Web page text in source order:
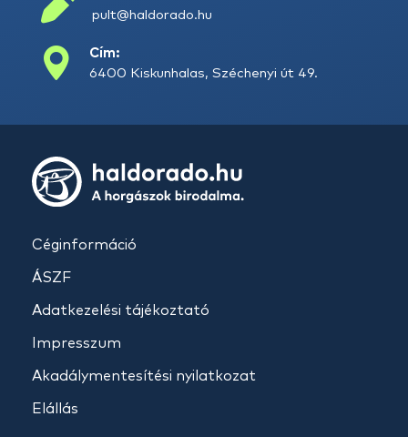
pult@haldorado.hu
Cím:
6400 Kiskunhalas, Széchenyi út 49.
Céginformáció
ÁSZF
Adatkezelési tájékoztató
Impresszum
Akadálymentesítési nyilatkozat
Elállás